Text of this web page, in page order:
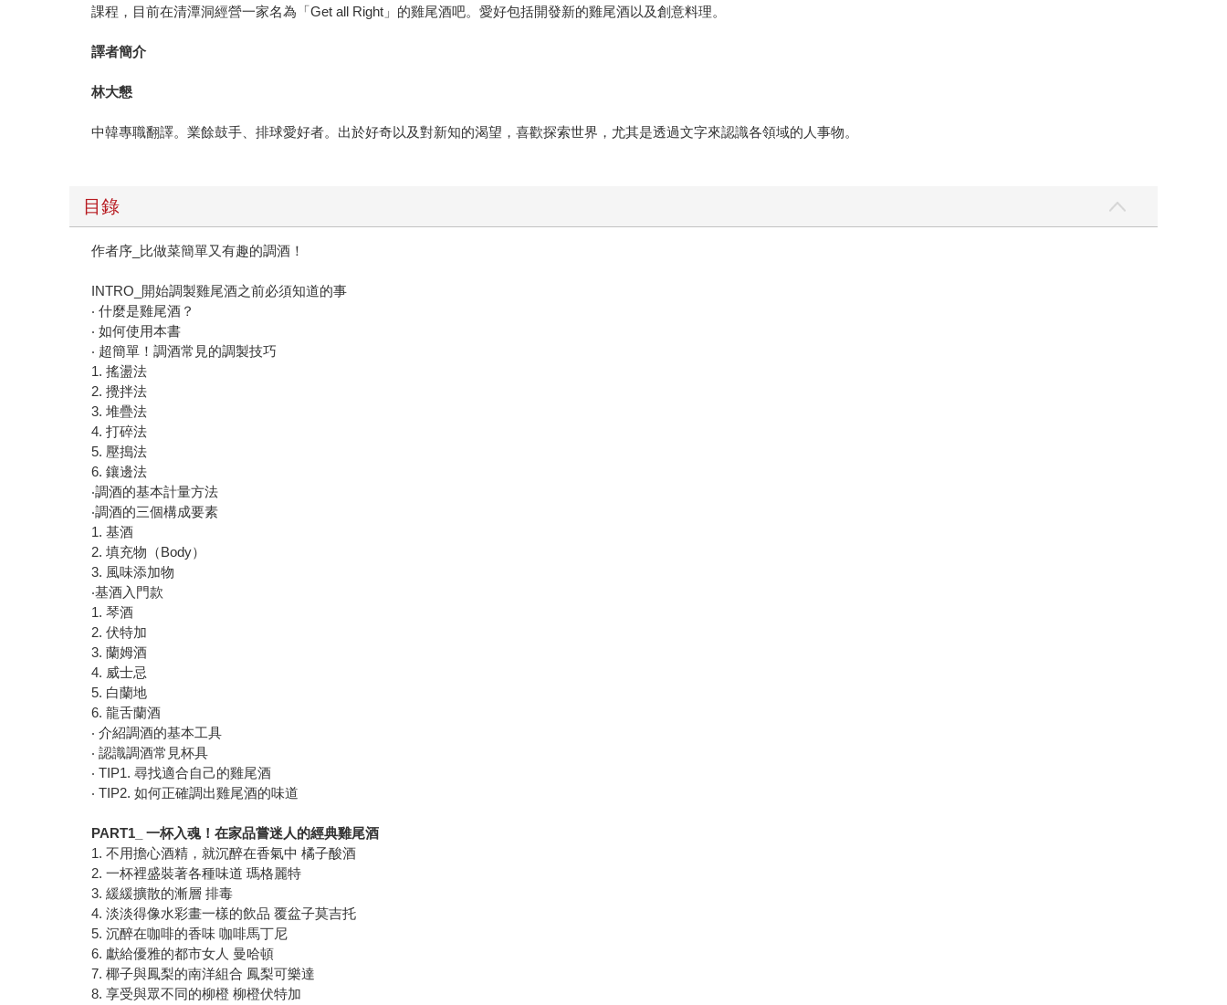
課程，目前在清潭洞經營一家名為「Get all Right」的雞尾酒吧。愛好包括開發新的雞尾酒以及創意料理。
譯者簡介
林大懇
中韓專職翻譯。業餘鼓手、排球愛好者。出於好奇以及對新知的渴望，喜歡探索世界，尤其是透過文字來認識各領域的人事物。
目錄
作者序_比做菜簡單又有趣的調酒！
INTRO_開始調製雞尾酒之前必須知道的事
‧ 什麼是雞尾酒？
‧ 如何使用本書
‧ 超簡單！調酒常見的調製技巧
1. 搖盪法
2. 攪拌法
3. 堆疊法
4. 打碎法
5. 壓搗法
6. 鑲邊法
‧調酒的基本計量方法
‧調酒的三個構成要素
1. 基酒
2. 填充物（Body）
3. 風味添加物
‧基酒入門款
1. 琴酒
2. 伏特加
3. 蘭姆酒
4. 威士忌
5. 白蘭地
6. 龍舌蘭酒
‧ 介紹調酒的基本工具
‧ 認識調酒常見杯具
‧ TIP1. 尋找適合自己的雞尾酒
‧ TIP2. 如何正確調出雞尾酒的味道
PART1_ 一杯入魂！在家品嘗迷人的經典雞尾酒
1. 不用擔心酒精，就沉醉在香氣中 橘子酸酒
2. 一杯裡盛裝著各種味道 瑪格麗特
3. 緩緩擴散的漸層 排毒
4. 淡淡得像水彩畫一樣的飲品 覆盆子莫吉托
5. 沉醉在咖啡的香味 咖啡馬丁尼
6. 獻給優雅的都市女人 曼哈頓
7. 椰子與鳳梨的南洋組合 鳳梨可樂達
8. 享受與眾不同的柳橙 柳橙伏特加